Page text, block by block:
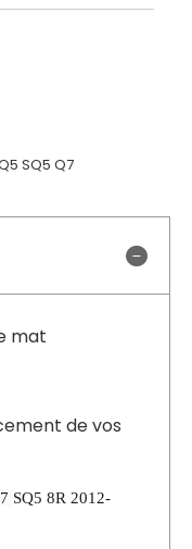
SQ5 Q7
mat
de vos
SQ5 8R 2012-